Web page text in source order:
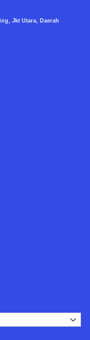
Jkt Utara, Daerah